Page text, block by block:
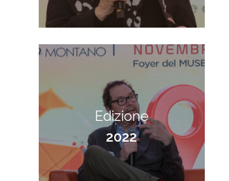
Edizione
2022